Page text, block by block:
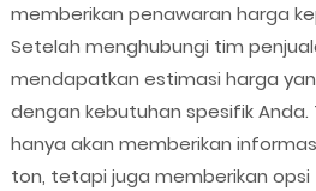
memberikan penawaran harga
Setelah menghubungi tim
mendapatkan estimasi harga
dengan kebutuhan spesifik
hanya akan memberikan
ton, tetapi juga memberikan opsi